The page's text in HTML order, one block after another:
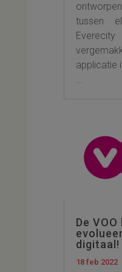
tussen
applicatie
...
De VOO
digitaal!
18 feb 2022